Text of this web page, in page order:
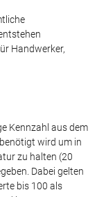
Handwerker,
Kennzahl aus dem
wird um in
zu halten (20
Dabei gelten
bis 100 als